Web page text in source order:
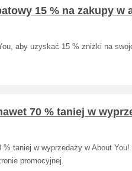
15 % na zakupy w
aby uzyskać 15 % zniżki na
70 % taniej w
% taniej w wyprzedaży w About
promocyjnej.